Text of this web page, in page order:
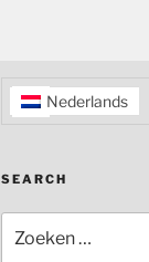
Nederlands
SEARCH
naar: